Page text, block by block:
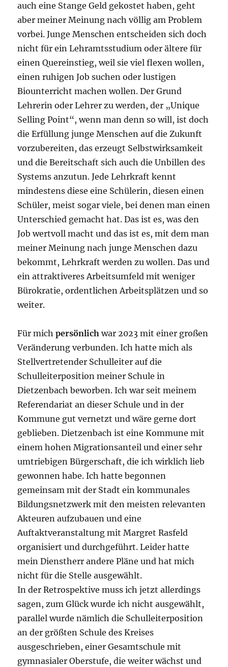
auch eine Stange Geld gekostet haben, geht
aber meiner Meinung nach völlig am Problem
vorbei. Junge Menschen entscheiden sich doch
nicht für ein Lehramtsstudium oder ältere für
einen Quereinstieg, weil sie viel flexen wollen,
einen ruhigen Job suchen oder lustigen
Biounterricht machen wollen. Der Grund
Lehrerin oder Lehrer zu werden, der „Unique
Selling Point“, wenn man denn so will, ist doch
die Erfüllung junge Menschen auf die Zukunft
vorzubereiten, das erzeugt Selbstwirksamkeit
und die Bereitschaft sich auch die Unbillen des
Systems anzutun. Jede Lehrkraft kennt
mindestens diese eine Schülerin, diesen einen
Schüler, meist sogar viele, bei denen man einen
Unterschied gemacht hat. Das ist es, was den
Job wertvoll macht und das ist es, mit dem man
meiner Meinung nach junge Menschen dazu
bekommt, Lehrkraft werden zu wollen. Das und
ein attraktiveres Arbeitsumfeld mit weniger
Bürokratie, ordentlichen Arbeitsplätzen und so
weiter.
Für michpersönlichwar 2023 mit einer großen
Veränderung verbunden. Ich hatte mich als
Stellvertretender Schulleiter auf die
Schulleiterposition meiner Schule in
Dietzenbach beworben. Ich war seit meinem
Referendariat an dieser Schule und in der
Kommune gut vernetzt und wäre gerne dort
geblieben. Dietzenbach ist eine Kommune mit
einem hohen Migrationsanteil und einer sehr
umtriebigen Bürgerschaft, die ich wirklich lieb
gewonnen habe. Ich hatte begonnen
gemeinsam mit der Stadt ein kommunales
Bildungsnetzwerk mit den meisten relevanten
Akteuren aufzubauen und eine
Auftaktveranstaltung mit Margret Rasfeld
organisiert und durchgeführt. Leider hatte
mein Dienstherr andere Pläne und hat mich
nicht für die Stelle ausgewählt.
In der Retrospektive muss ich jetzt allerdings
sagen, zum Glück wurde ich nicht ausgewählt,
parallel wurde nämlich die Schulleiterposition
an der größten Schule des Kreises
ausgeschrieben, einer Gesamtschule mit
gymnasialer Oberstufe, die weiter wächst und